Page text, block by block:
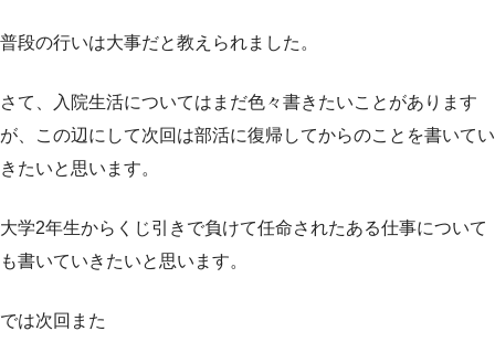
普段の行いは大事だと教えられました。
さて、入院生活についてはまだ色々書きたいことがあります
が、この辺にして次回は部活に復帰してからのことを書いてい
きたいと思います。
大学2年生からくじ引きで負けて任命されたある仕事について
も書いていきたいと思います。
では次回また